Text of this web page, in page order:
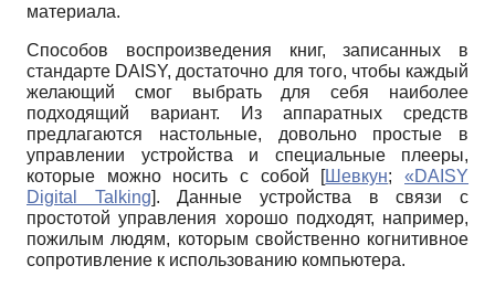
материала.
Способов воспроизведения книг, записанных в
стандарте DAISY, достаточно для того, чтобы каждый
желающий смог выбрать для себя наиболее
подходящий вариант. Из аппаратных средств
предлагаются настольные, довольно простые в
управлении устройства и специальные плееры,
которые можно носить с собой [Шевкун;«DAISY
Digital Talking]. Данные устройства в связи с
простотой управления хорошо подходят, например,
пожилым людям, которым свойственно когнитивное
сопротивление к использованию компьютера.